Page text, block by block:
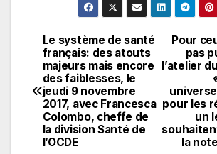
Navigation
de
l’article
Pour
pas
l’atelier
pour les
un
la
Le système de santé
français: des atouts
majeurs mais encore
des faiblesses, le
jeudi 9 novembre
2017, avec Francesca
Colombo, cheffe de
la division Santé de
l’OCDE